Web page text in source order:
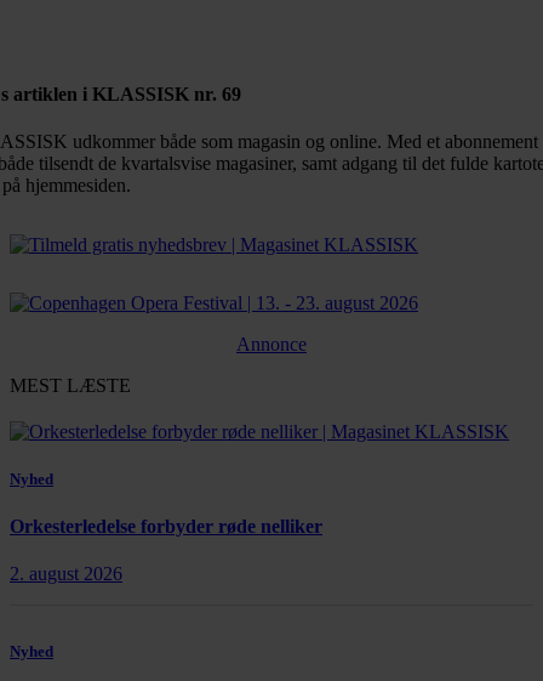
artiklen i KLASSISK nr. 69
udkommer både som magasin og online. Med et abonnement
tilsendt de kvartalsvise magasiner, samt adgang til det fulde
hjemmesiden.
Annonce
MEST LÆSTE
Nyhed
Orkesterledelse forbyder røde nelliker
2. august 2026
Nyhed